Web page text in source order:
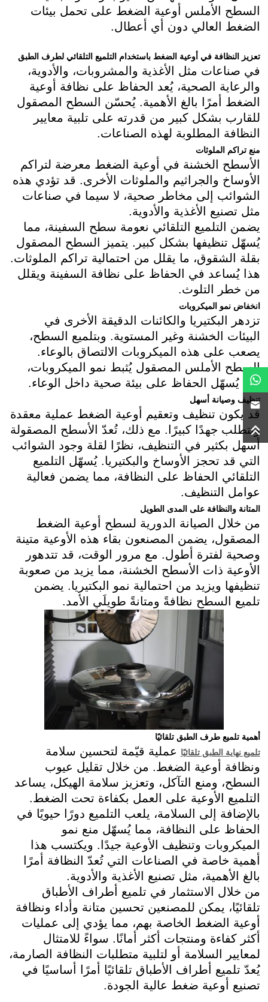
السطح الأملس أوعية الضغط على تحمل بيئات
الضغط العالي دون أي أعطال.
تعزيز النظافة في أوعية الضغط باستخدام التلميع التلقائي لطرف الطبق
في صناعات مثل الأغذية والمشروبات، والأدوية،
والرعاية الصحية، يُعد الحفاظ على نظافة أوعية
الضغط أمرًا بالغ الأهمية. يُحسّن السطح المصقول
للقارب بشكل كبير من قدرته على تلبية معايير
النظافة المطلوبة لهذه الصناعات.
منع تراكم الملوثات
الأسطح الخشنة في أوعية الضغط معرضة لتراكم
الأوساخ والجراثيم والملوثات الأخرى. قد تؤدي هذه
الشوائب إلى مخاطر صحية، لا سيما في صناعات
مثل تصنيع الأغذية والأدوية.
يضمن التلميع التلقائي نعومة سطح السفينة، مما
يُسهّل تنظيفها بشكل كبير. يتميز السطح المصقول
بقلة الشقوق، ما يقلل من احتمالية تراكم الملوثات.
هذا يُساعد في الحفاظ على نظافة السفينة ويقلل
من خطر التلوث.
انخفاض نمو الميكروبات
تزدهر البكتيريا والكائنات الدقيقة الأخرى في
البيئات الخشنة وغير المستوية. وبتلميع السطح،
يصعب على هذه الميكروبات الالتصاق بالوعاء.
السطح الأملس المصقول يُثبط نمو الميكروبات،
مما يُسهّل الحفاظ على بيئة صحية داخل الوعاء.
تنظيف وصيانة أسهل
قد يكون تنظيف وتعقيم أوعية الضغط عملية معقدة
وتتطلب جهدًا كبيرًا. مع ذلك، تُعدّ الأسطح المصقولة
أسهل بكثير في التنظيف، نظرًا لقلة وجود الشوائب
التي قد تحجز الأوساخ والبكتيريا. يُسهّل التلميع
التلقائي الحفاظ على النظافة، مما يضمن فعالية
عوامل التنظيف.
المتانة والنظافة على المدى الطويل
من خلال الصيانة الدورية لسطح أوعية الضغط
المصقول، يضمن المصنعون بقاء هذه الأوعية متينة
وصحية لفترة أطول. مع مرور الوقت، قد تتدهور
الأوعية ذات الأسطح الخشنة، مما يزيد من صعوبة
تنظيفها ويزيد من احتمالية نمو البكتيريا. يضمن
تلميع السطح نظافةً ومتانةً طويلَي الأمد.
أهمية تلميع طرف الطبق تلقائيًا
تلميع نهاية الطبق تلقائيًا عملية قيّمة لتحسين سلامة
ونظافة أوعية الضغط. من خلال تقليل عيوب
السطح، ومنع التآكل، وتعزيز سلامة الهيكل، يساعد
التلميع الأوعية على العمل بكفاءة تحت الضغط.
بالإضافة إلى السلامة، يلعب التلميع دورًا حيويًا في
الحفاظ على النظافة، مما يُسهّل منع نمو
الميكروبات وتنظيف الأوعية جيدًا. ويكتسب هذا
أهمية خاصة في الصناعات التي تُعدّ النظافة أمرًا
بالغ الأهمية، مثل تصنيع الأغذية والأدوية.
من خلال الاستثمار في تلميع أطراف الأطباق
تلقائيًا، يمكن للمصنعين تحسين متانة وأداء ونظافة
أوعية الضغط الخاصة بهم، مما يؤدي إلى عمليات
أكثر كفاءة ومنتجات أكثر أمانًا. سواءً للامتثال
لمعايير السلامة أو لتلبية متطلبات النظافة الصارمة،
يُعدّ تلميع أطراف الأطباق تلقائيًا أمرًا أساسيًا في
تصنيع أوعية ضغط عالية الجودة.